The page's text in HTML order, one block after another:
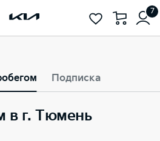
7
Подписка
в г. Тюмень